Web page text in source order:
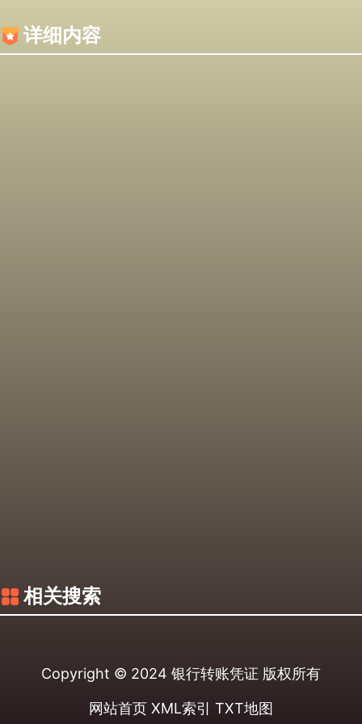
详细内容
相关搜索
Copyright © 2024 银行转账凭证 版权所有
网站首页 XML索引 TXT地图